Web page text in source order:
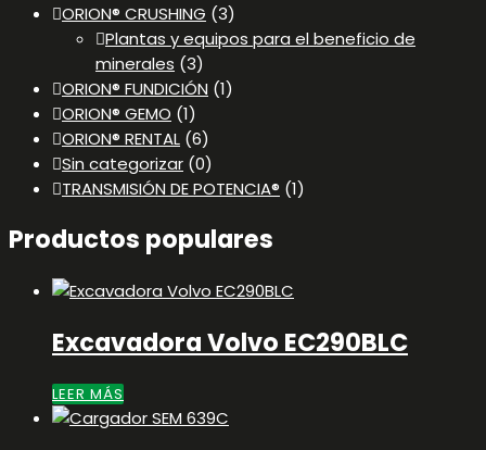
ORION® CRUSHING (3)
Plantas y equipos para el beneficio de
minerales (3)
ORION® FUNDICIÓN (1)
ORION® GEMO (1)
ORION® RENTAL (6)
Sin categorizar (0)
TRANSMISIÓN DE POTENCIA® (1)
Productos populares
Excavadora Volvo EC290BLC
LEER MÁS